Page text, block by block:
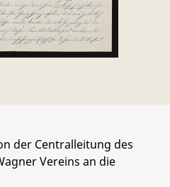
der Centralleitung des
Vereins an die